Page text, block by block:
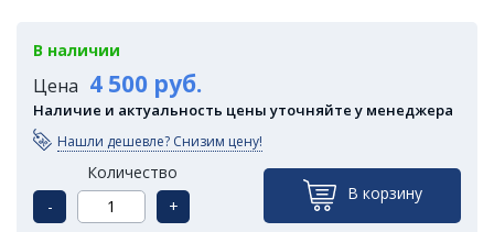
В наличии
Цена 4 500 руб.
Наличие и актуальность цены уточняйте у менеджера
Нашли дешевле? Снизим цену!
Количество
-
+
В корзину